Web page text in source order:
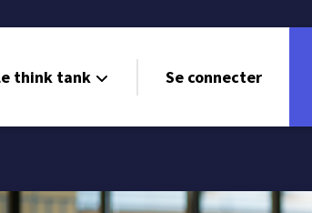
think tank Se connecter